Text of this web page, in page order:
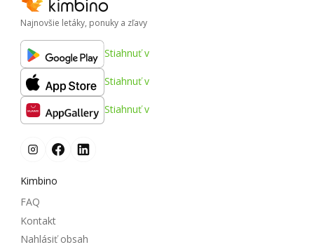
Najnovšie letáky, ponuky a zľavy
Stiahnuť v
Stiahnuť v
Stiahnuť v
Kimbino
FAQ
Kontakt
Nahlásiť obsah